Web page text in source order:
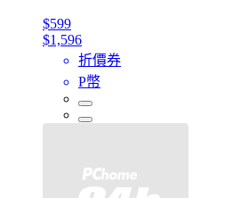
$599
$1,596
折價券
P幣